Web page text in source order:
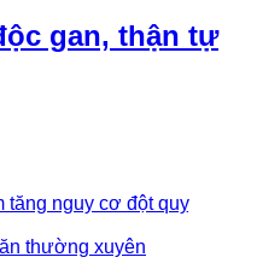
gan, thận tự
tăng nguy cơ đột quỵ
thường xuyên